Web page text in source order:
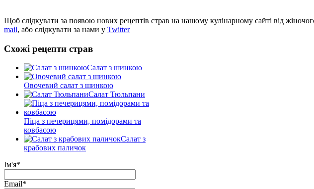
Щоб слідкувати за появою нових рецептів страв на нашому кулінарному сайті від
mail, або слідкувати за нами у Twitter
Схожі рецепти страв
Салат з шинкою
Овочевий салат з шинкою
Салат Тюльпани
Піца з печерицями, помідорами та
ковбасою
Салат з
крабових паличок
Ім'я*
Email*